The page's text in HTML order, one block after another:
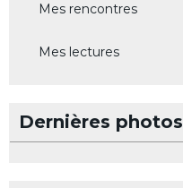
Mes rencontres
Mes lectures
Dernières photos